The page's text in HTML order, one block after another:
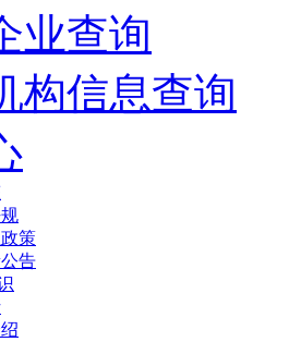
业查询
构信息查询
策
告